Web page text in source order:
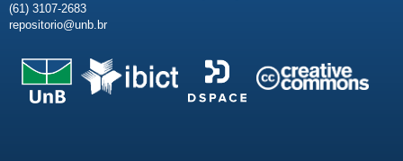
(61) 3107-2683
repositorio@unb.br